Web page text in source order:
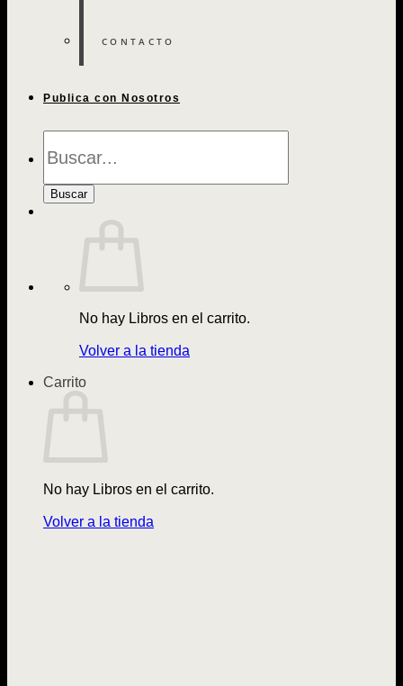
CONTACTO
Publica con Nosotros
de
Buscar
No hay Libros en el carrito.
Volver a la tienda
Carrito
No hay Libros en el carrito.
Volver a la tienda